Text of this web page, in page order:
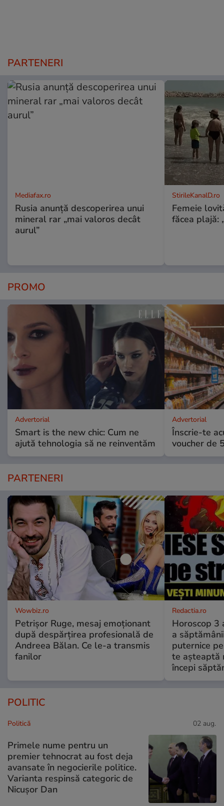
PARTENERI
Mediafax.ro
Rusia anunță descoperirea unui
mineral rar „mai valoros decât
aurul”
StirileKanalD.ro
Femeie
făcea plajă:
PROMO
Advertorial
Smart is the new chic: Cum ne
ajută tehnologia să ne reinventăm
Advertorial
Înscrie-te
voucher de
PARTENERI
Wowbiz.ro
Petrișor Ruge, mesaj emoționant
după despărțirea profesională de
Andreea Bălan. Ce le-a transmis
fanilor
Redactia.ro
Horoscop 3
a
puternice
te așteaptă
începi
POLITIC
Politică 02 aug.
Primele nume pentru un
premier tehnocrat au fost deja
avansate în negocierile politice.
Varianta respinsă categoric de
Nicușor Dan